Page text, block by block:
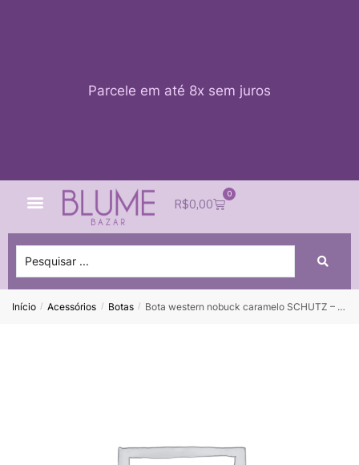
Parcele em até 8x sem juros
R$0,00
0
Início / Acessórios / Botas / Bota western nobuck caramelo SCHUTZ – 39